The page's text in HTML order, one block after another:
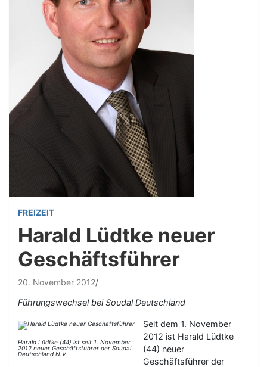
FREIZEIT
Harald Lüdtke neuer
Geschäftsführer
20. November 2012
Führungswechsel bei Soudal Deutschland
Harald Lüdtke (44) ist seit 1. November
2012 neuer Geschäftsführer der Soudal
Deutschland N.V.
Seit dem 1. November
2012 ist Harald Lüdtke
(44) neuer
Geschäftsführer der